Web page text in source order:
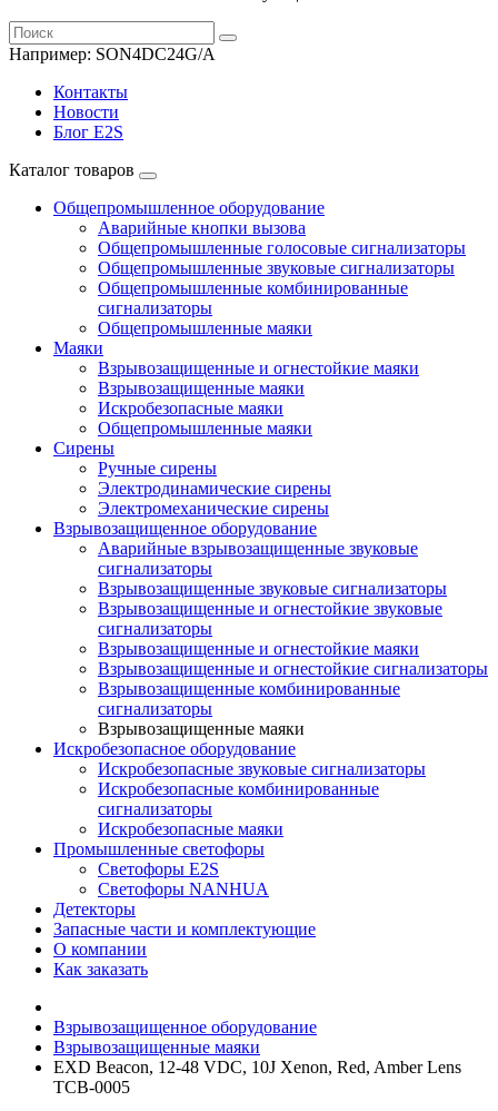
Например: SON4DC24G/A
Контакты
Новости
Блог E2S
Каталог товаров
Общепромышленное оборудование
Аварийные кнопки вызова
Общепромышленные голосовые сигнализаторы
Общепромышленные звуковые сигнализаторы
Общепромышленные комбинированные
сигнализаторы
Общепромышленные маяки
Маяки
Взрывозащищенные и огнестойкие маяки
Взрывозащищенные маяки
Искробезопасные маяки
Общепромышленные маяки
Сирены
Ручные сирены
Электродинамические сирены
Электромеханические сирены
Взрывозащищенное оборудование
Аварийные взрывозащищенные звуковые
сигнализаторы
Взрывозащищенные звуковые сигнализаторы
Взрывозащищенные и огнестойкие звуковые
сигнализаторы
Взрывозащищенные и огнестойкие маяки
Взрывозащищенные и огнестойкие сигнализаторы
Взрывозащищенные комбинированные
сигнализаторы
Взрывозащищенные маяки
Искробезопасное оборудование
Искробезопасные звуковые сигнализаторы
Искробезопасные комбинированные
сигнализаторы
Искробезопасные маяки
Промышленные светофоры
Светофоры E2S
Светофоры NANHUA
Детекторы
Запасные части и комплектующие
О компании
Как заказать
Взрывозащищенное оборудование
Взрывозащищенные маяки
EXD Beacon, 12-48 VDC, 10J Xenon, Red, Amber Lens
TCB-0005